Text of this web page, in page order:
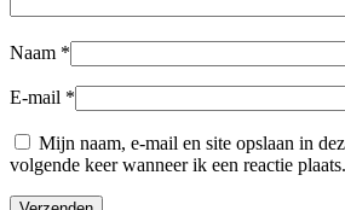
Naam *
E-mail *
Mijn naam, e-mail en site opslaan in
volgende keer wanneer ik een reactie plaats.